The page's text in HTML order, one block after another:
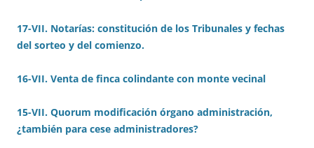
17-VII. Notarías: constitución de los Tribunales y fechas
del sorteo y del comienzo.
16-VII. Venta de finca colindante con monte vecinal
15-VII. Quorum modificación órgano administración,
¿también para cese administradores?